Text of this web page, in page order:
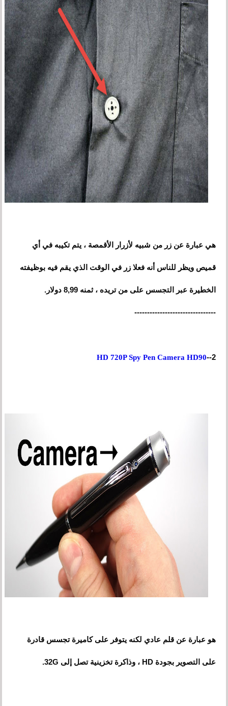
هي عبارة عن زر من شبيه لأزرار الأقمصة ، يتم تكيبه في أي
قميص ويظر للناس أنه فعلا زر في الوقت الذي يقم فيه بوظيفته
الخطيرة عبر التجسس على من تريده ، ثمنه 8,99 دولار.
--------------------------------
2--
HD 720P Spy Pen Camera HD90
هو عبارة عن قلم عادي لكنه يتوفر على كاميرة تجسس قادرة
على التصوير بجودة HD ، وذاكرة تخزينية تصل إلى 32G
.